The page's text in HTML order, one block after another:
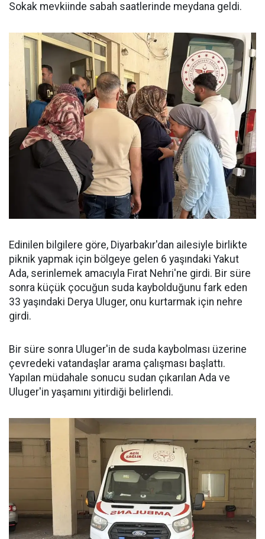
Sokak mevkiinde sabah saatlerinde meydana geldi.
Edinilen bilgilere göre, Diyarbakır'dan ailesiyle birlikte
piknik yapmak için bölgeye gelen 6 yaşındaki Yakut
Ada, serinlemek amacıyla Fırat Nehri'ne girdi. Bir süre
sonra küçük çocuğun suda kaybolduğunu fark eden
33 yaşındaki Derya Uluger, onu kurtarmak için nehre
girdi.
Bir süre sonra Uluger'in de suda kaybolması üzerine
çevredeki vatandaşlar arama çalışması başlattı.
Yapılan müdahale sonucu sudan çıkarılan Ada ve
Uluger'in yaşamını yitirdiği belirlendi.